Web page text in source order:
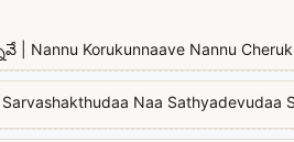
| Nannu Korukunnaave Nannu
Naa Sathyadevudaa